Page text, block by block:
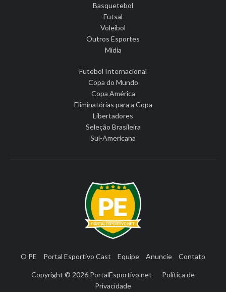
Basquetebol
Futsal
Voleibol
Outros Esportes
Mídia
Futebol Internacional
Copa do Mundo
Copa América
Eliminatórias para a Copa
Libertadores
Seleção Brasileira
Sul-Americana
O PE Portal Esportivo Cast Equipe Anuncie Contato
Copyright © 2026 PortalEsportivo.net
Política de
Privacidade